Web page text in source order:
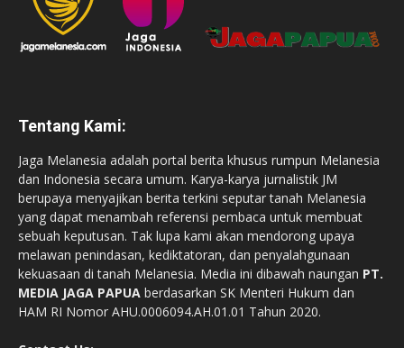
Tentang Kami:
Jaga Melanesia adalah portal berita khusus rumpun Melanesia
dan Indonesia secara umum. Karya-karya jurnalistik JM
berupaya menyajikan berita terkini seputar tanah Melanesia
yang dapat menambah referensi pembaca untuk membuat
sebuah keputusan. Tak lupa kami akan mendorong upaya
melawan penindasan, kediktatoran, dan penyalahgunaan
kekuasaan di tanah Melanesia. Media ini dibawah naungan PT.
MEDIA JAGA PAPUA berdasarkan SK Menteri Hukum dan
HAM RI Nomor AHU.0006094.AH.01.01 Tahun 2020.